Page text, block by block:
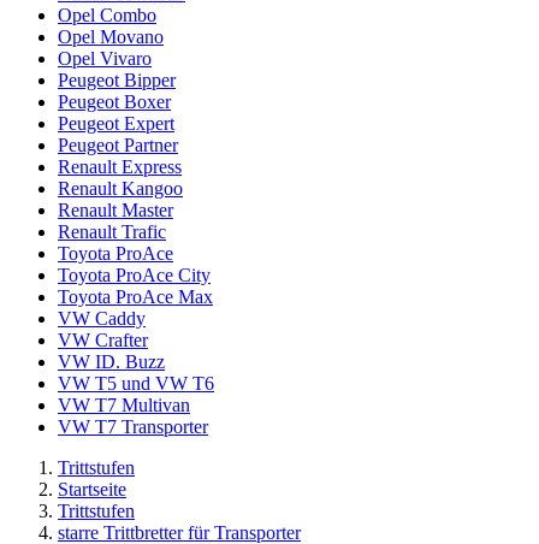
Opel Combo
Opel Movano
Opel Vivaro
Peugeot Bipper
Peugeot Boxer
Peugeot Expert
Peugeot Partner
Renault Express
Renault Kangoo
Renault Master
Renault Trafic
Toyota ProAce
Toyota ProAce City
Toyota ProAce Max
VW Caddy
VW Crafter
VW ID. Buzz
VW T5 und VW T6
VW T7 Multivan
VW T7 Transporter
Trittstufen
Startseite
Trittstufen
starre Trittbretter für Transporter